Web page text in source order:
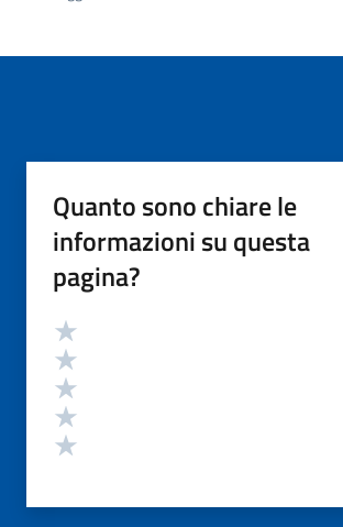
Quanto sono chiare le
informazioni su questa
pagina?
Valutazione